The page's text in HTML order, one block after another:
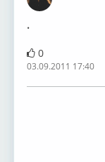
.
0
03.09.2011 17:40